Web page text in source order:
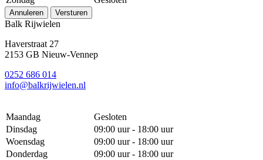
Annuleren Versturen
Balk Rijwielen
Haverstraat 27
2153 GB Nieuw-Vennep
0252 686 014
info@balkrijwielen.nl
Maandag
Gesloten
Dinsdag
09:00 uur - 18:00 uur
Woensdag
09:00 uur - 18:00 uur
Donderdag
09:00 uur - 18:00 uur